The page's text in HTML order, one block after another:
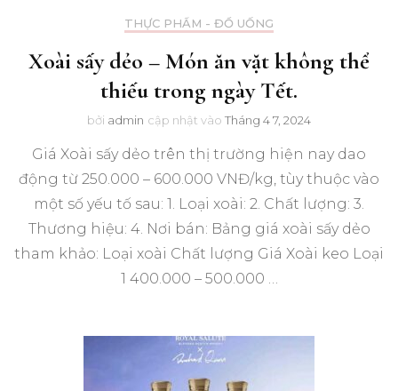
THỰC PHẨM - ĐỒ UỐNG
Xoài sấy dẻo – Món ăn vặt không thể
thiếu trong ngày Tết.
bởi admin cập nhật vào Tháng 4 7, 2024
Giá Xoài sấy dẻo trên thị trường hiện nay dao
động từ 250.000 – 600.000 VNĐ/kg, tùy thuộc vào
một số yếu tố sau: 1. Loại xoài: 2. Chất lượng: 3.
Thương hiệu: 4. Nơi bán: Bảng giá xoài sấy dẻo
tham khảo: Loại xoài Chất lượng Giá Xoài keo Loại
1 400.000 – 500.000 …